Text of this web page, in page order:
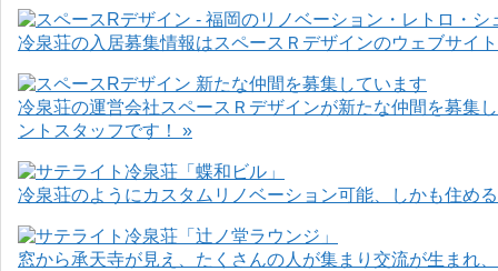
冷泉荘の入居募集情報はスペースＲデザインのウェブサイ
冷泉荘の運営会社スペースＲデザインが新たな仲間を募集
ントスタッフです！ »
冷泉荘のようにカスタムリノベーション可能、しかも住め
窓から承天寺が見え、たくさんの人が集まり交流が生まれ